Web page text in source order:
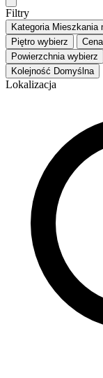
Filtry
Kategoria Mieszkania
Piętro wybierz Cena
Powierzchnia wybierz
Kolejność Domyślna
Lokalizacja